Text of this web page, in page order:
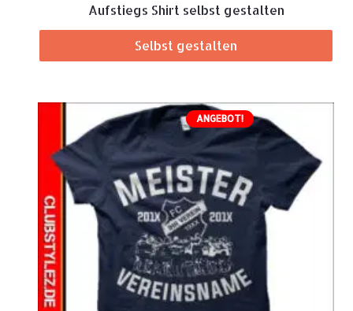
Aufstiegs Shirt selbst gestalten
Selbst gestalten
ANGEBOT!